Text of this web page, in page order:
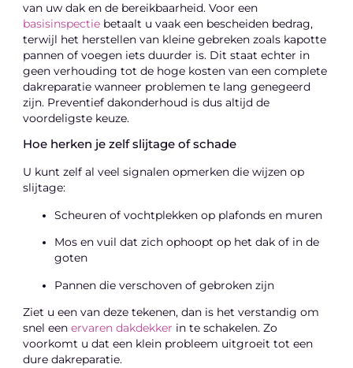
van uw dak en de bereikbaarheid. Voor een
basisinspectie betaalt u vaak een bescheiden bedrag,
terwijl het herstellen van kleine gebreken zoals kapotte
pannen of voegen iets duurder is. Dit staat echter in
geen verhouding tot de hoge kosten van een complete
dakreparatie wanneer problemen te lang genegeerd
zijn. Preventief dakonderhoud is dus altijd de
voordeligste keuze.
Hoe herken je zelf slijtage of schade
U kunt zelf al veel signalen opmerken die wijzen op
slijtage:
Scheuren of vochtplekken op plafonds en muren
Mos en vuil dat zich ophoopt op het dak of in de
goten
Pannen die verschoven of gebroken zijn
Ziet u een van deze tekenen, dan is het verstandig om
snel eenervaren dakdekker in te schakelen. Zo
voorkomt u dat een klein probleem uitgroeit tot een
dure dakreparatie.